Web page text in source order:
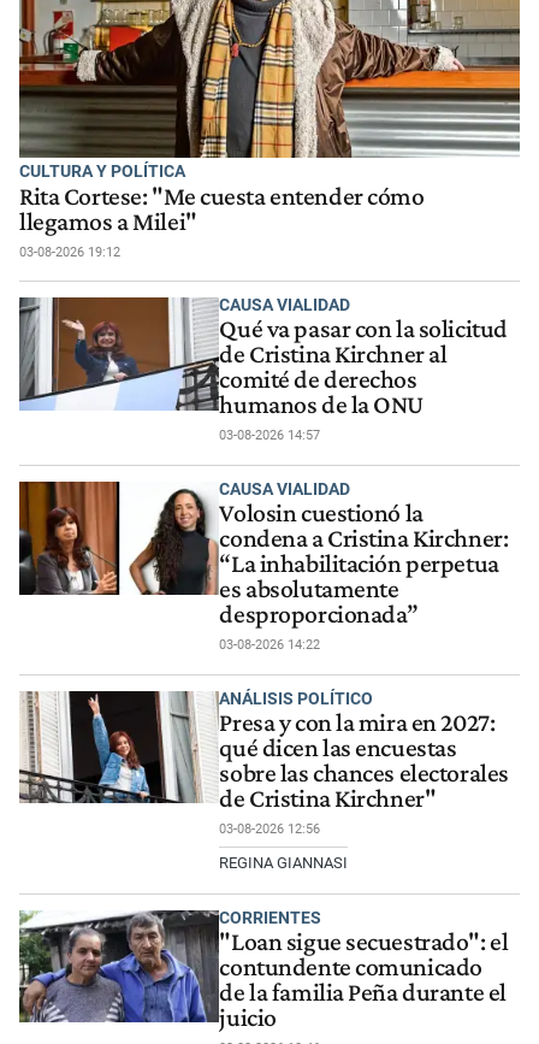
CULTURA Y POLÍTICA
Rita Cortese: "Me cuesta entender cómo
llegamos a Milei"
03-08-2026 19:12
CAUSA VIALIDAD
Qué va pasar con la solicitud
de Cristina Kirchner al
comité de derechos
humanos de la ONU
03-08-2026 14:57
CAUSA VIALIDAD
Volosin cuestionó la
condena a Cristina Kirchner:
“La inhabilitación perpetua
es absolutamente
desproporcionada”
03-08-2026 14:22
ANÁLISIS POLÍTICO
Presa y con la mira en 2027:
qué dicen las encuestas
sobre las chances electorales
de Cristina Kirchner"
03-08-2026 12:56
REGINA GIANNASI
CORRIENTES
"Loan sigue secuestrado": el
contundente comunicado
de la familia Peña durante el
juicio